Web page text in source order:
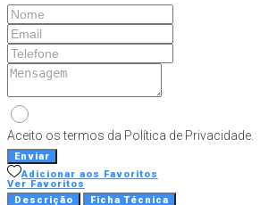
Aceito os termos da Política de Privacidade.
Enviar
Adicionar aos Favoritos
Ver Favoritos
Descrição
Ficha Técnica